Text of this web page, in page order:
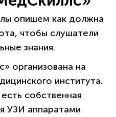
опишем как должна
чтобы слушатели
знания.
организована на
института.
собственная
УЗИ аппаратами